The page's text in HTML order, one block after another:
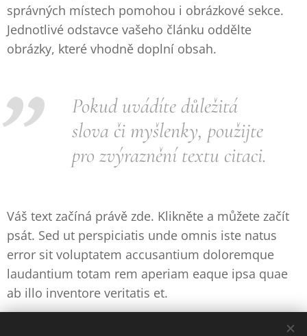
správných místech pomohou i obrázkové sekce.
Jednotlivé odstavce vašeho článku oddělte
obrázky, které vhodně doplní obsah.
Pokud uvádíte důležitá
slova či myšlenky, použijte
pro zvýraznění textu citaci.
Váš text začíná právě zde. Klikněte a můžete začít
psát. Sed ut perspiciatis unde omnis iste natus
error sit voluptatem accusantium doloremque
laudantium totam rem aperiam eaque ipsa quae
ab illo inventore veritatis et.